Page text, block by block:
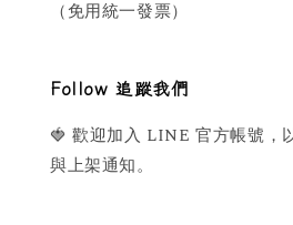
（免用統一發票）
Follow 追蹤我們
🍓 歡迎加入 LINE 官方帳號，
與上架通知。